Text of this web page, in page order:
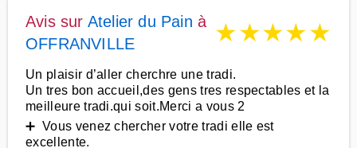
Avis sur Atelier du Pain à
OFFRANVILLE
★★★★★
Un plaisir d’aller cherchre une tradi.
Un tres bon accueil,des gens tres respectables et la
meilleure tradi.qui soit.Merci a vous 2
➕ Vous venez chercher votre tradi elle est
excellente.